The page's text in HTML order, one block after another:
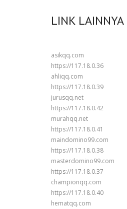
LINK LAINNYA
asikqq.com
https://117.18.0.36
ahliqq.com
https://117.18.0.39
jurusqq.net
https://117.18.0.42
murahqq.net
https://117.18.0.41
maindomino99.com
https://117.18.0.38
masterdomino99.com
https://117.18.0.37
championqq.com
https://117.18.0.40
hematqq.com